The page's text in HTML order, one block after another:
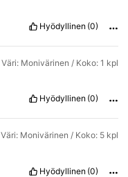
Hyödyllinen (0)
Väri: Monivärinen / Koko: 1 kpl
Hyödyllinen (0)
Väri: Monivärinen / Koko: 5 kpl
Hyödyllinen (0)